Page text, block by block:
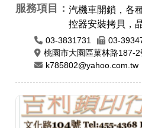
服務項目：汽機車開鎖，各
控器安裝拷貝，
開鎖，公司章，
章，印鑑章，原子
03-3831731
03-
桃園市大園區菓林路187-2
k785802@yahoo.com.tw